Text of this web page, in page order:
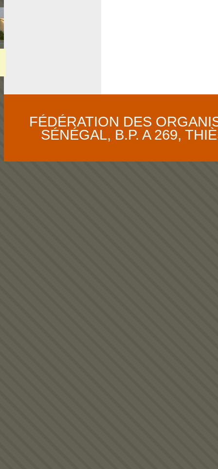
FÉDÉRATION DES
SÉNÉGAL, B.P. A 269,